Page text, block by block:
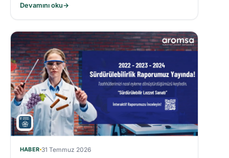
etkinlikleri, çevre bilincinin artırılmasına önemli
katkı sağladı.
Devamını oku→
HABER 31 Temmuz 2026